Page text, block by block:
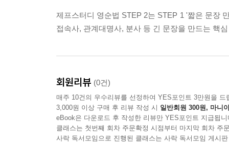
제프스터디 영순법 STEP 2는 STEP 1 '짧은 문장
접속사, 관계대명사, 분사 등 긴 문장을 만드는 핵
회원리뷰 (0건)
매주 10건의 우수리뷰를 선정하여 YES포인트 3만원을 드
3,000원 이상 구매 후 리뷰 작성 시 일반회원 300원, 마니
eBook은 다운로드 후 작성한 리뷰만 YES포인트 지급됩니
클래스는 첫번째 회차 주문확정 시점부터 마지막 회차 주
사락 독서모임으로 진행된 클래스는 사락 독서모임 게시